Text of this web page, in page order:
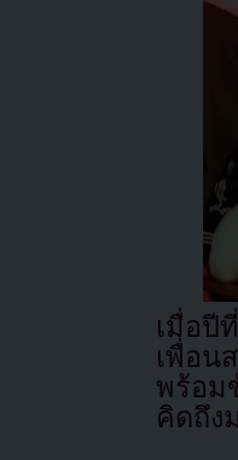
เมื่อปี
เพื่อน
พร้อม
คิดถึง